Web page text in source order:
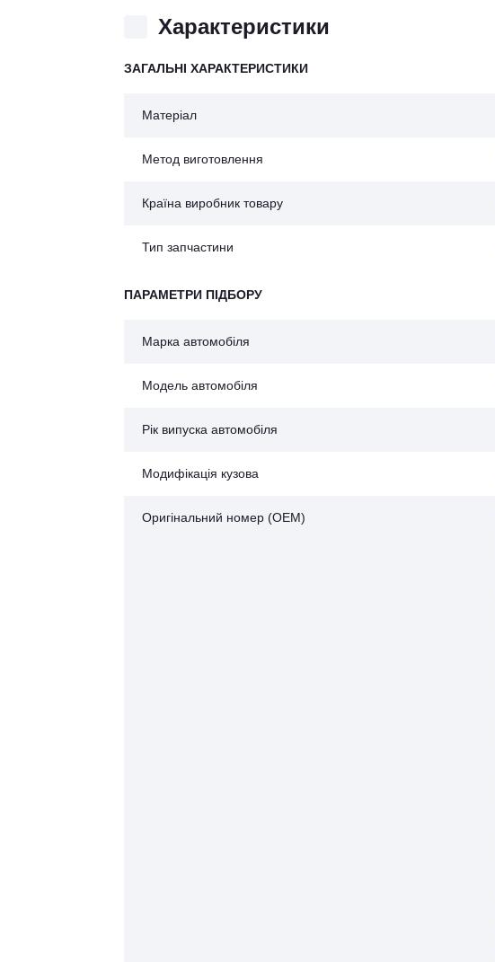
Характеристики
ЗАГАЛЬНІ ХАРАКТЕРИСТИКИ
Матеріал
Метод виготовлення
Країна виробник товару
Тип запчастини
ПАРАМЕТРИ ПІДБОРУ
Марка автомобіля
Модель автомобіля
Рік випуска автомобіля
Модифікація кузова
Оригінальний номер (OEM)